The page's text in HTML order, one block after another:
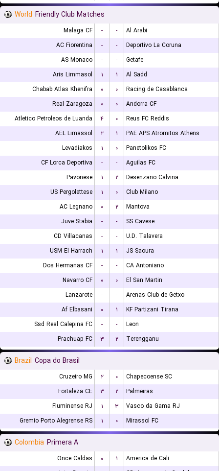
World Friendly Club Matches
Malaga CF - -
Al Arabi
AC Fiorentina
- -
Deportivo La Coruna
AS Monaco
- -
Getafe
Aris Limmasol
۱ ۱
Al Sadd
Chabab Atlas Khenifra
۰ ۰
Racing de Casablanca
Real Zaragoza
۰ ۰
Andorra CF
Atletico Petroleos de Luanda
۴ ۰
Reus FC Reddis
AEL Limassol
۲ ۱
PAE APS Atromitos Athens
Levadiakos
۱ ۰
Panetolikos FC
CF Lorca Deportiva
- -
Aguilas FC
Pavonese
۱ ۲
Desenzano Calvina
US Pergolettese
۱ ۰
Club Milano
AC Legnano
۰ ۲
Mantova
Juve Stabia
- -
SS Cavese
CD Villacanas
- -
U.D. Talavera
USM El Harrach
۱ ۱
JS Saoura
Dos Hermanas CF
- -
CA Antoniano
Navarro CF
۰ ۰
El San Martin
Lanzarote
- -
Arenas Club de Getxo
Af Elbasani
۰ ۱
KF Partizani Tirana
Ssd Real Calepina FC
- -
Leon
Prachuap FC
۳ ۲ Terengganu
Brazil Copa do Brasil
Cruzeiro MG ۲ ۰
Chapecoense SC
Fortaleza CE
۳ ۲
Palmeiras
Fluminense RJ
۱ ۳
Vasco da Gama RJ
Gremio Porto Alegrense RS
۱ ۰ Mirassol FC
Colombia Primera A
Once Caldas ۰ ۱
America de Cali